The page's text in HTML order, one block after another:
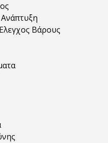
Βάρους